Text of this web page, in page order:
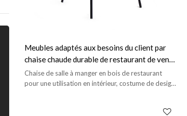
Meubles adaptés aux besoins du client par
chaise chaude durable de restaurant de vente
pour le café et la cantine
Chaise de salle à manger en bois de restaurant
pour une utilisation en intérieur, costume de design